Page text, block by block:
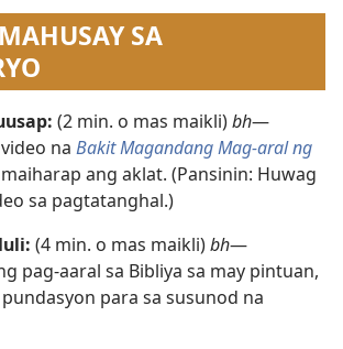
SA
(2 min. o mas maikli)bh—
na Bakit Magandang Mag-aral ng
ang aklat. (Pansinin: Huwag
sa pagtatanghal.)
(4 min. o mas maikli)bh—
pag-aaral sa Bibliya sa may pintuan,
para sa susunod na